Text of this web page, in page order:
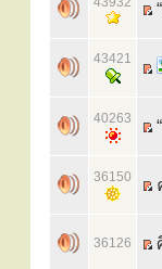
43421
40263
36150
36126